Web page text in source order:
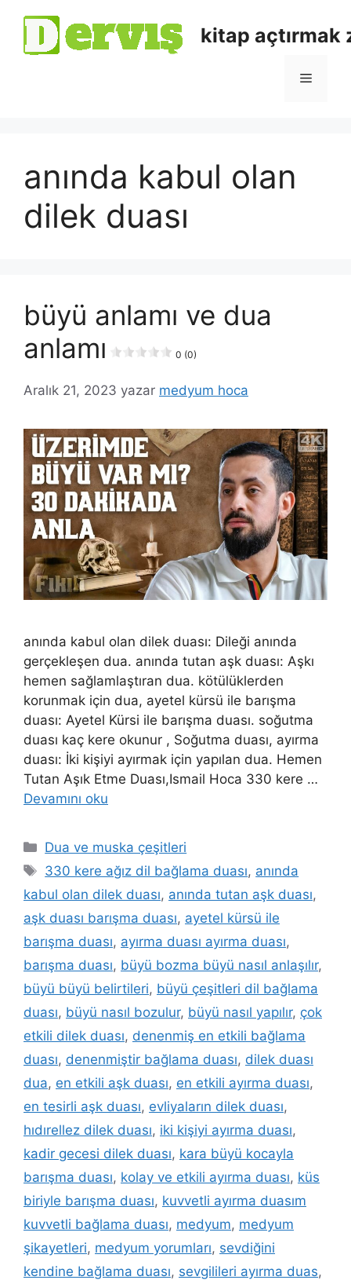
kitap açtırmak
anında kabul olan
dilek duası
büyü anlamı ve dua
anlamı
0 (0)
Aralık 21, 2023 yazar medyum hoca
anında kabul olan dilek duası: Dileği anında
gerçekleşen dua. anında tutan aşk duası: Aşkı
hemen sağlamlaştıran dua. kötülüklerden
korunmak için dua, ayetel kürsü ile barışma
duası: Ayetel Kürsi ile barışma duası. soğutma
duası kaç kere okunur , Soğutma duası, ayırma
duası: İki kişiyi ayırmak için yapılan dua. Hemen
Tutan Aşık Etme Duası,Ismail Hoca 330 kere …
Devamını oku
Dua ve muska çeşitleri
330 kere ağız dil bağlama duası, anında
kabul olan dilek duası, anında tutan aşk duası,
aşk duası barışma duası, ayetel kürsü ile
barışma duası, ayırma duası ayırma duası,
barışma duası, büyü bozma büyü nasıl anlaşılır,
büyü büyü belirtileri, büyü çeşitleri dil bağlama
duası, büyü nasıl bozulur, büyü nasıl yapılır, çok
etkili dilek duası, denenmiş en etkili bağlama
duası, denenmiştir bağlama duası, dilek duası
dua, en etkili aşk duası, en etkili ayırma duası,
en tesirli aşk duası, evliyaların dilek duası,
hıdırellez dilek duası, iki kişiyi ayırma duası,
kadir gecesi dilek duası, kara büyü kocayla
barışma duası, kolay ve etkili ayırma duası, küs
biriyle barışma duası, kuvvetli ayırma duasım
kuvvetli bağlama duası, medyum, medyum
şikayetleri, medyum yorumları, sevdiğini
kendine bağlama duası, sevgilileri ayırma duas,